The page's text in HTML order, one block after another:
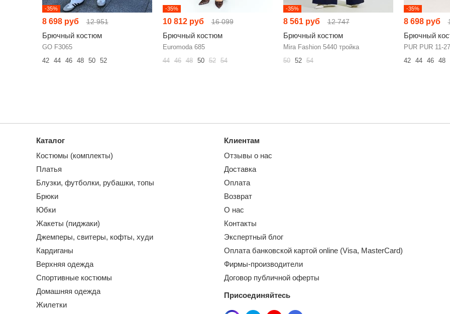
-35%
8 698 руб 12 951
Брючный костюм
GO F3065
42
44 46 48 50 52
-35%
10 812 руб 16 099
Брючный костюм
Euromoda 685
44 46 48 50 52 54
-35%
8 561 руб 12 747
Брючный костюм
Mira Fashion 5440 тройка
50
52 54
-35%
8 698 руб
Брючный
PUR PUR 11-
42
44 46 48
Каталог
Костюмы (комплекты)
Платья
Блузки, футболки, рубашки, топы
Брюки
Юбки
Жакеты (пиджаки)
Джемперы, свитеры, кофты, худи
Кардиганы
Верхняя одежда
Спортивные костюмы
Домашняя одежда
Жилетки
Клиентам
Отзывы о нас
Доставка
Оплата
Возврат
О нас
Контакты
Экспертный блог
Оплата банковской картой online (Visa, MasterCard)
Фирмы-производители
Договор публичной оферты
Присоединяйтесь